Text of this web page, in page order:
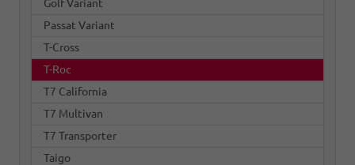
Golf Variant
Passat Variant
T-Cross
T-Roc
T7 California
T7 Multivan
T7 Transporter
Taigo